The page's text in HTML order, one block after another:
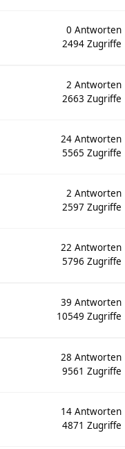
0Antworten
2494Zugriffe
2Antworten
2663Zugriffe
24Antworten
5565Zugriffe
2Antworten
2597Zugriffe
22Antworten
5796Zugriffe
39Antworten
10549Zugriffe
28Antworten
9561Zugriffe
14Antworten
4871Zugriffe